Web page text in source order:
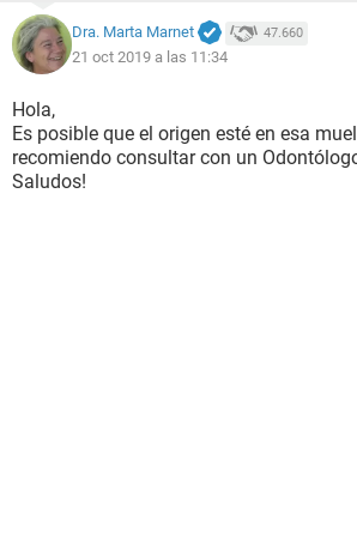
Dra. Marta Marnet 47.660
21 oct 2019 a las 11:34
Hola,
Es posible que el origen esté en esa
recomiendo consultar con un
Saludos!